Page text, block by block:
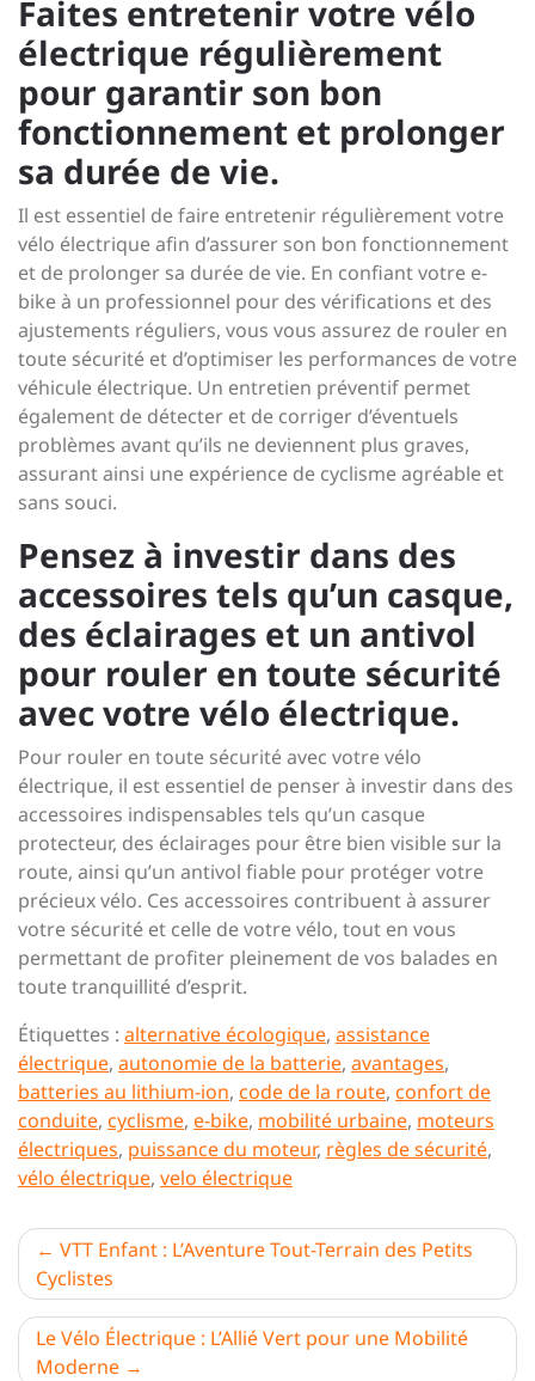
Faites entretenir votre vélo
électrique régulièrement
pour garantir son bon
fonctionnement et prolonger
sa durée de vie.
Il est essentiel de faire entretenir régulièrement votre
vélo électrique afin d’assurer son bon fonctionnement
et de prolonger sa durée de vie. En confiant votre e-
bike à un professionnel pour des vérifications et des
ajustements réguliers, vous vous assurez de rouler en
toute sécurité et d’optimiser les performances de votre
véhicule électrique. Un entretien préventif permet
également de détecter et de corriger d’éventuels
problèmes avant qu’ils ne deviennent plus graves,
assurant ainsi une expérience de cyclisme agréable et
sans souci.
Pensez à investir dans des
accessoires tels qu’un casque,
des éclairages et un antivol
pour rouler en toute sécurité
avec votre vélo électrique.
Pour rouler en toute sécurité avec votre vélo
électrique, il est essentiel de penser à investir dans des
accessoires indispensables tels qu’un casque
protecteur, des éclairages pour être bien visible sur la
route, ainsi qu’un antivol fiable pour protéger votre
précieux vélo. Ces accessoires contribuent à assurer
votre sécurité et celle de votre vélo, tout en vous
permettant de profiter pleinement de vos balades en
toute tranquillité d’esprit.
Étiquettes : alternative écologique, assistance
électrique, autonomie de la batterie, avantages,
batteries au lithium-ion, code de la route, confort de
conduite, cyclisme, e-bike, mobilité urbaine, moteurs
électriques, puissance du moteur, règles de sécurité,
vélo électrique, velo électrique
Navigation
de
l’article
VTT Enfant : L’Aventure Tout-Terrain des Petits
Cyclistes
Le Vélo Électrique : L’Allié Vert pour une Mobilité
Moderne